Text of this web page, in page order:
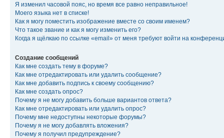
Я изменил часовой пояс, но время все равно неправильное!
Моего языка нет в списке!
Как я могу поместить изображение вместе со своим именем?
Что такое звание и как я могу изменить его?
Когда я щёлкаю по ссылке «email» от меня требуют войти на
Создание сообщений
Как мне создать тему в форуме?
Как мне отредактировать или удалить сообщение?
Как мне добавить подпись к своему сообщению?
Как мне создать опрос?
Почему я не могу добавить больше вариантов ответа?
Как мне отредактировать или удалить опрос?
Почему мне недоступны некоторые форумы?
Почему я не могу добавлять вложения?
Почему я получил предупреждение?